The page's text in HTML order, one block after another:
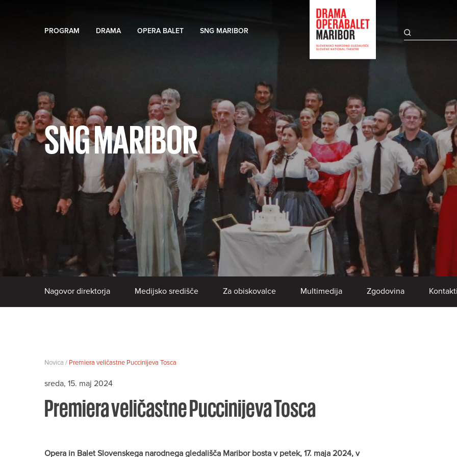
PROGRAM DRAMA OPERA BALET SNG MARIBOR
SNG MARIBOR
Nagovor direktorja Medijsko središče Za obiskovalce Multimedija Zgodovina
Novica / Premiera veličastne Puccinijeva Tosca
sreda, 15. maj 2024
Premiera veličastne Puccinijeva Tosca
Opera in Balet Slovenskega narodnega gledališča Maribor bosta v petek, 17. maja 2024, v